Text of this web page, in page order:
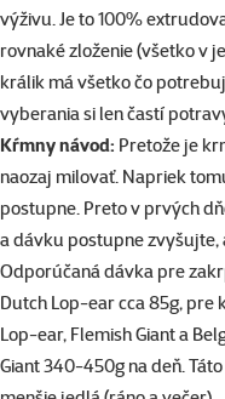
výživu. Je to 100%
rovnaké zloženie (všetko v
králik má všetko čo
vyberania si len častí
Kŕmny návod: Pretože je
naozaj milovať. Napriek
postupne. Preto v prvých
a dávku postupne zvyšujte,
Odporúčaná dávka pre
Dutch Lop-ear cca 85g, pre
Lop-ear, Flemish Giant a
Giant 340-450g na deň.